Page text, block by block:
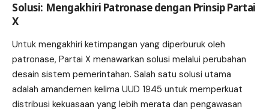
Solusi: Mengakhiri Patronase dengan Prinsip Partai
X
Untuk mengakhiri ketimpangan yang diperburuk oleh
patronase, Partai X menawarkan solusi melalui perubahan
desain sistem pemerintahan. Salah satu solusi utama
adalah amandemen kelima UUD 1945 untuk memperkuat
distribusi kekuasaan yang lebih merata dan pengawasan